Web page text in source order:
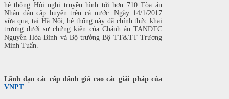
hệ thống Hội nghị truyền hình tới hơn 710 Tòa án
Nhân dân cấp huyện trên cả nước. Ngày 14/1/2017
vừa qua, tại Hà Nội, hệ thống này đã chính thức khai
trương dưới sự chứng kiến của Chánh án TANDTC
Nguyễn Hòa Bình và Bộ trưởng Bộ TT&TT Trương
Minh Tuấn.
Lãnh đạo các cấp đánh giá cao các giải pháp của
VNPT